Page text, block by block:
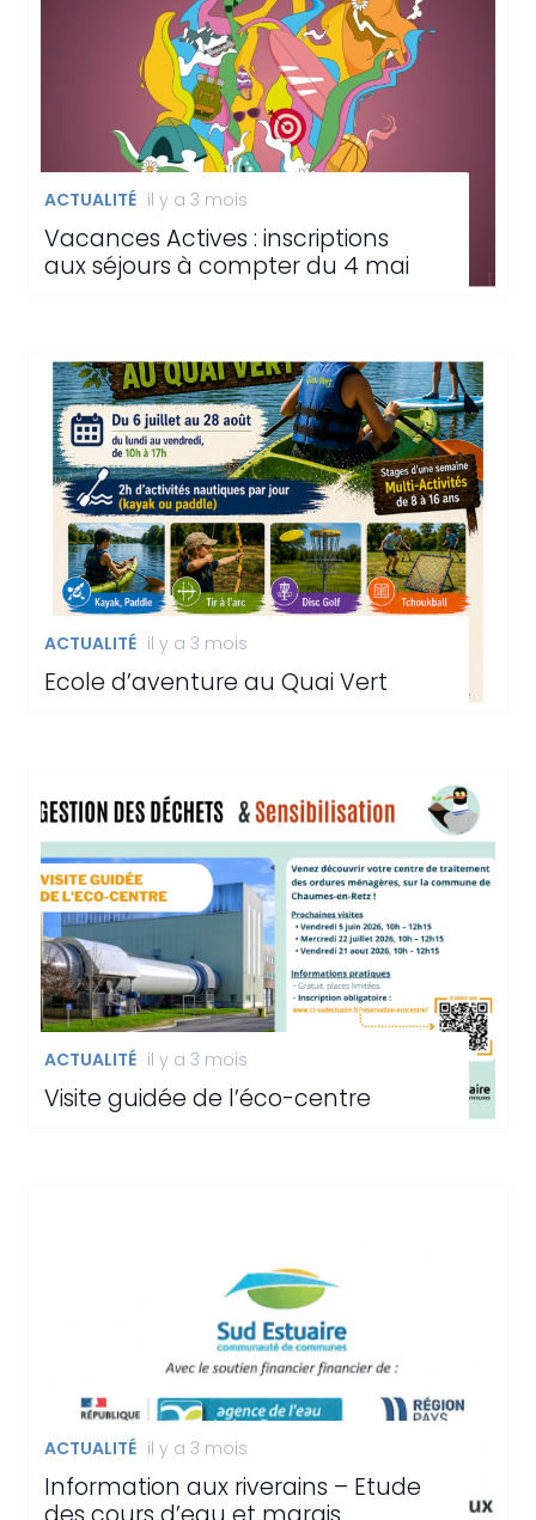
ACTUALITÉ il y a 3 mois
Vacances Actives : inscriptions
aux séjours à compter du 4 mai
ACTUALITÉ il y a 3 mois
Ecole d’aventure au Quai Vert
ACTUALITÉ il y a 3 mois
Visite guidée de l’éco-centre
ACTUALITÉ il y a 3 mois
Information aux riverains – Etude